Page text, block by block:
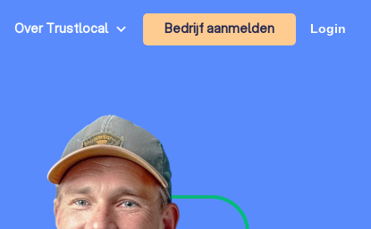
Over Trustlocal Bedrijf aanmelden Login